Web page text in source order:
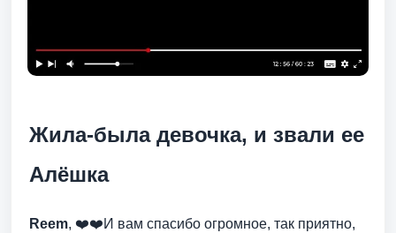
Жила-была девочка, и звали ее
Алёшка
Reem, ❤️❤️И вам спасибо огромное, так приятно,